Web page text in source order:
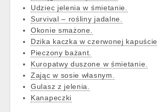
Udziec jelenia w śmietanie.
Survival – rośliny jadalne.
Okonie smażone.
Dzika kaczka w czerwonej kapuście.
Pieczony bażant.
Kuropatwy duszone w śmietanie.
Zając w sosie własnym.
Gulasz z jelenia.
Kanapeczki